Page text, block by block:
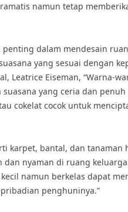
namun tetap
dalam mendesain
yang sesuai dengan
Leatrice Eiseman, “Warna-
yang ceria dan
cokelat cocok untuk
karpet, bantal, dan tanaman
dan nyaman di ruang
kecil namun berkelas dapat
penghuninya.”